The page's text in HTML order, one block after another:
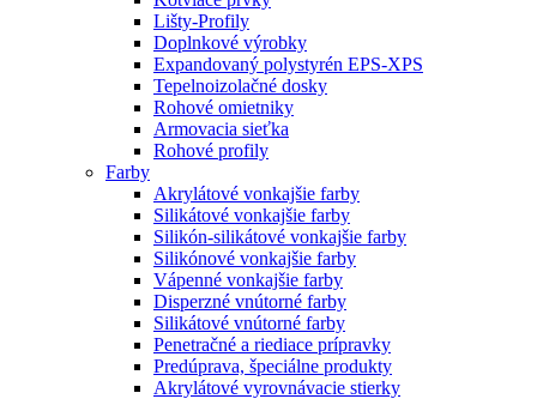
Lišty-Profily
Doplnkové výrobky
Expandovaný polystyrén EPS-XPS
Tepelnoizolačné dosky
Rohové omietniky
Armovacia sieťka
Rohové profily
Farby
Akrylátové vonkajšie farby
Silikátové vonkajšie farby
Silikón-silikátové vonkajšie farby
Silikónové vonkajšie farby
Vápenné vonkajšie farby
Disperzné vnútorné farby
Silikátové vnútorné farby
Penetračné a riediace prípravky
Predúprava, špeciálne produkty
Akrylátové vyrovnávacie stierky